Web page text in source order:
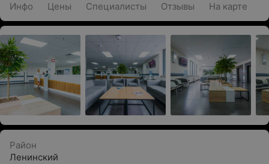
Инфо Цены Специалисты Отзывы На карте
Район
Ленинский